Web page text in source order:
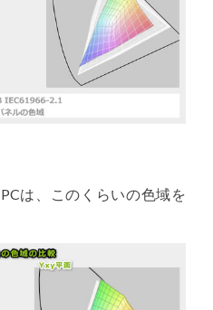
は、このくらいの色域を